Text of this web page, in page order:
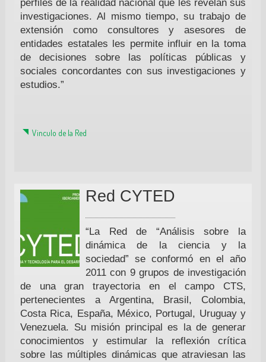
perfiles de la realidad nacional que les revelan sus
investigaciones. Al mismo tiempo, su trabajo de
extensión como consultores y asesores de
entidades estatales les permite influir en la toma
de decisiones sobre las políticas públicas y
sociales concordantes con sus investigaciones y
estudios.”
Vinculo de la Red
Red CYTED
“La Red de “Análisis sobre la
dinámica de la ciencia y la
sociedad” se conformó en el año
2011 con 9 grupos de investigación
de una gran trayectoria en el campo CTS,
pertenecientes a Argentina, Brasil, Colombia,
Costa Rica, España, México, Portugal, Uruguay y
Venezuela. Su misión principal es la de generar
conocimientos y estimular la reflexión crítica
sobre las múltiples dinámicas que atraviesan las